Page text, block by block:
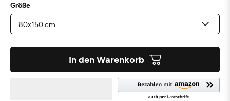
Größe
In den Warenkorb